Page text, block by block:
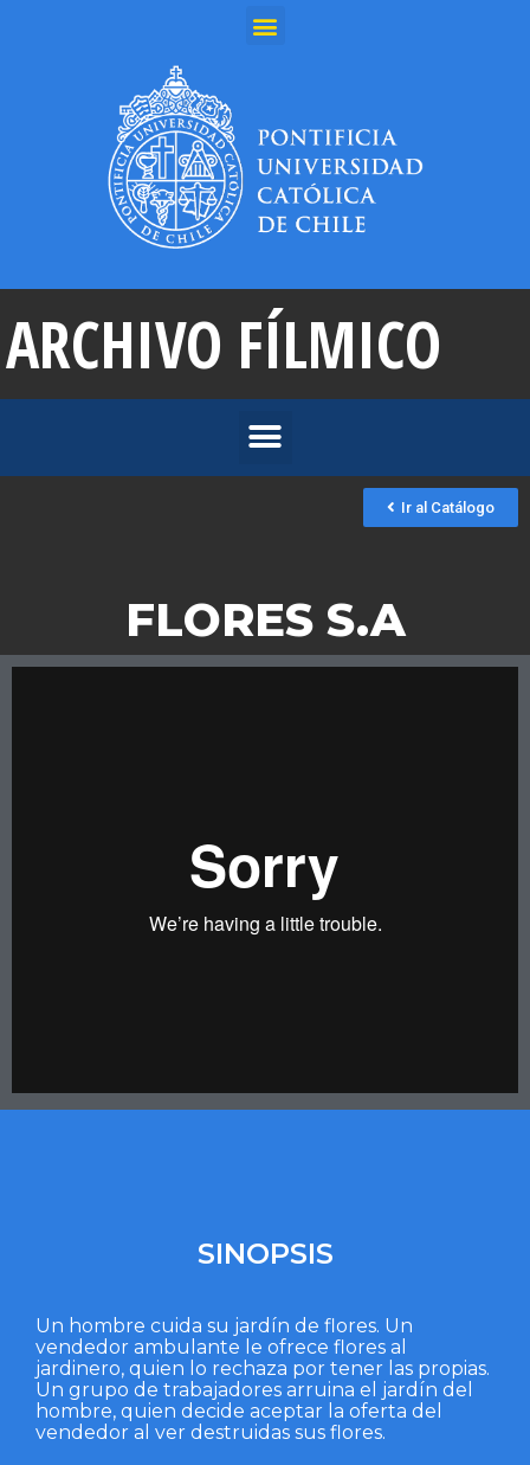
ARCHIVO FÍLMICO
Ir al Catálogo
FLORES S.A
SINOPSIS
Un hombre cuida su jardín de flores. Un
vendedor ambulante le ofrece flores al
jardinero, quien lo rechaza por tener las propias.
Un grupo de trabajadores arruina el jardín del
hombre, quien decide aceptar la oferta del
vendedor al ver destruidas sus flores.